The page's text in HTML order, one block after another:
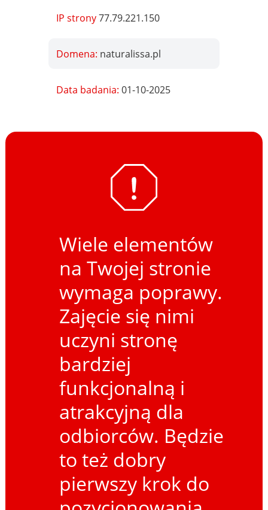
IP strony77.79.221.150
Domena: naturalissa.pl
Data badania:01-10-2025
Wiele elementów
na Twojej stronie
wymaga poprawy.
Zajęcie się nimi
uczyni stronę
bardziej
funkcjonalną i
atrakcyjną dla
odbiorców. Będzie
to też dobry
pierwszy krok do